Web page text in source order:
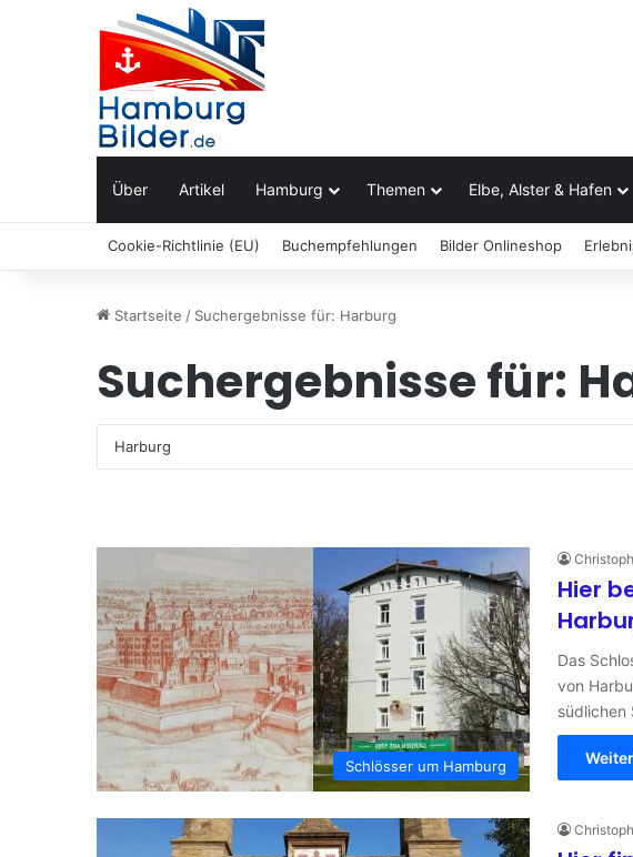
Über Artikel Hamburg Themen Elbe, Alster & Hafen
Cookie-Richtlinie (EU) Buchempfehlungen Bilder Onlineshop
Startseite / Suchergebnisse für: Harburg
Suchergebnisse für:
Schlösser um Hamburg
Christoph
Hier
Das
von
südlichen
Christoph